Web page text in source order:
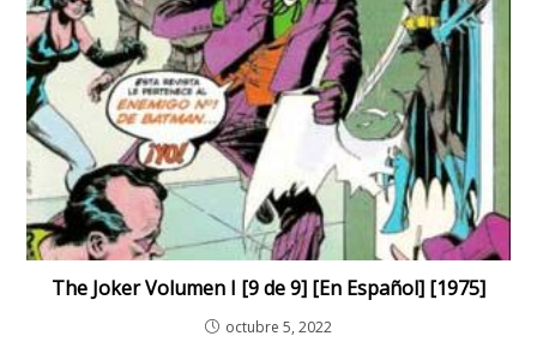
The Joker Volumen I [9 de 9] [En Español] [1975]
octubre 5, 2022